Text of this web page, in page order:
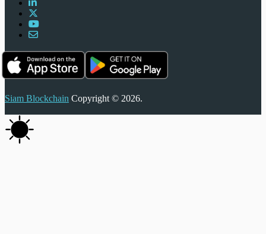
Siam Blockchain Copyright © 2026.